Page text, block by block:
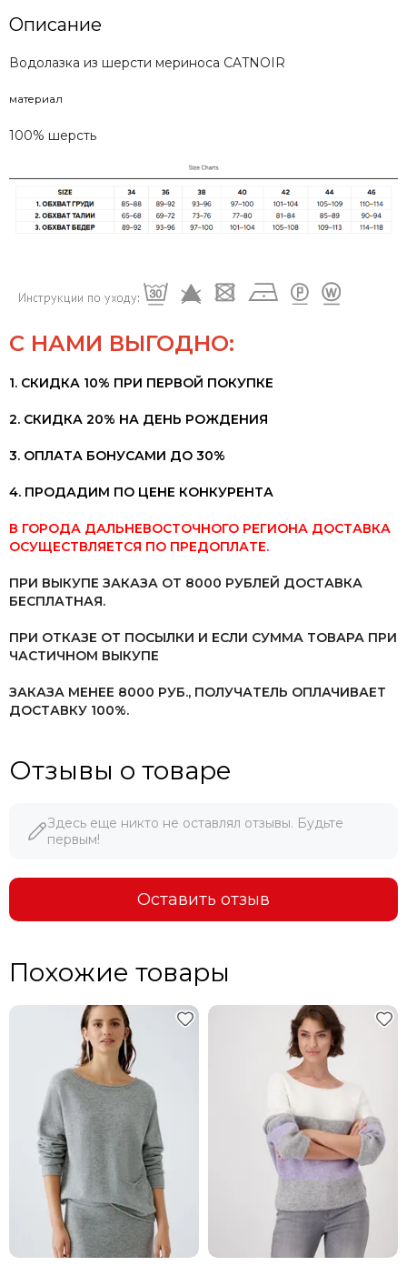
Описание
Водолазка из шерсти мериноса CATNOIR
материал
100% шерсть
С НАМИ ВЫГОДНО:
1. СКИДКА 10% ПРИ ПЕРВОЙ ПОКУПКЕ
2. СКИДКА 20% НА ДЕНЬ РОЖДЕНИЯ
3. ОПЛАТА БОНУСАМИ ДО 30%
4. ПРОДАДИМ ПО ЦЕНЕ КОНКУРЕНТА
В ГОРОДА ДАЛЬНЕВОСТОЧНОГО РЕГИОНА ДОСТАВКА
ОСУЩЕСТВЛЯЕТСЯ ПО ПРЕДОПЛАТЕ.
ПРИ ВЫКУПЕ ЗАКАЗА ОТ 8000 РУБЛЕЙ ДОСТАВКА
БЕСПЛАТНАЯ.
ПРИ ОТКАЗЕ ОТ ПОСЫЛКИ И ЕСЛИ СУММА ТОВАРА ПРИ
ЧАСТИЧНОМ ВЫКУПЕ
ЗАКАЗА МЕНЕЕ 8000 РУБ., ПОЛУЧАТЕЛЬ ОПЛАЧИВАЕТ
ДОСТАВКУ 100%.
Отзывы о товаре
Здесь еще никто не оставлял отзывы. Будьте
первым!
Оставить отзыв
Похожие товары